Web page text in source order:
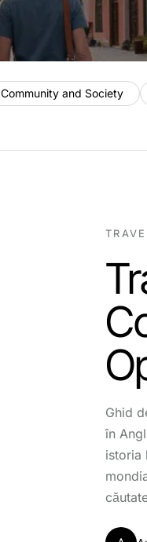
Community and Society
Ghid
în
istoria